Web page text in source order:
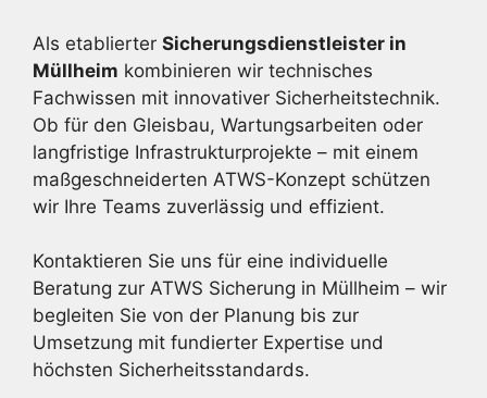
Als etablierter Sicherungsdienstleister in
Müllheim kombinieren wir technisches
Fachwissen mit innovativer Sicherheitstechnik.
Ob für den Gleisbau, Wartungsarbeiten oder
langfristige Infrastrukturprojekte – mit einem
maßgeschneiderten ATWS-Konzept schützen
wir Ihre Teams zuverlässig und effizient.
Kontaktieren Sie uns für eine individuelle
Beratung zur ATWS Sicherung in Müllheim – wir
begleiten Sie von der Planung bis zur
Umsetzung mit fundierter Expertise und
höchsten Sicherheitsstandards.